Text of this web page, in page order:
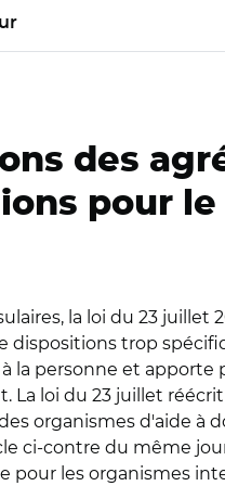
des
pour le
la loi du 23 juillet
dispositions trop
à la personne et
loi du 23 juillet
organismes d'aide à
ci-contre du même
les organismes